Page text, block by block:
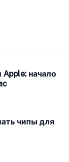
начало
чипы для